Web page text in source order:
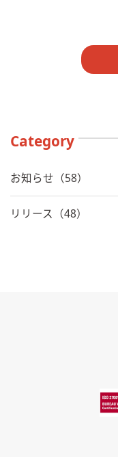
Category
お知らせ（58）
リリース（48）